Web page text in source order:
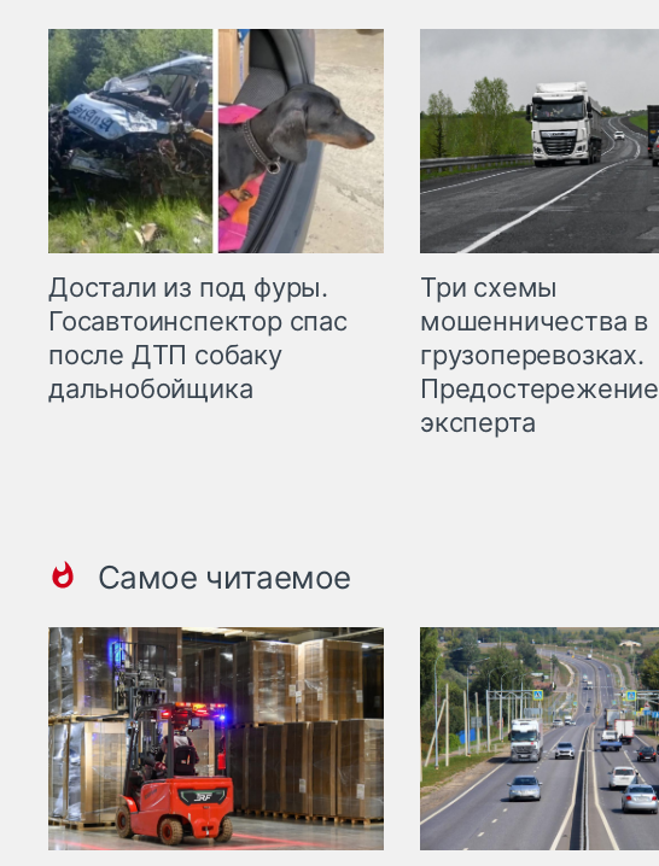
Достали из под фуры.
Госавтоинспектор спас
после ДТП собаку
дальнобойщика
Три схемы
мошенничества в
грузоперевозках.
Предостережение
эксперта
Самое читаемое